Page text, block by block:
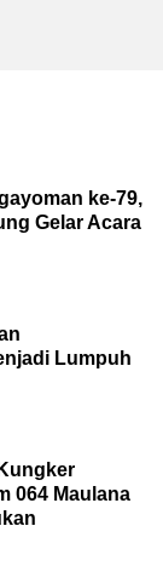
ke-79,
Gelar Acara
Lumpuh
064 Maulana